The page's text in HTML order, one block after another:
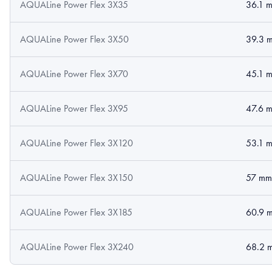
AQUALine Power Flex 3X35 36.1
AQUALine Power Flex 3X50 39.3
AQUALine Power Flex 3X70 45.1
AQUALine Power Flex 3X95 47.6
AQUALine Power Flex 3X120 53.1
AQUALine Power Flex 3X150 57 mm
AQUALine Power Flex 3X185 60.9
AQUALine Power Flex 3X240 68.2